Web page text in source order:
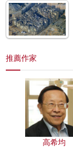
推薦作家
高希均